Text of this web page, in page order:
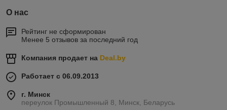
О нас
Рейтинг не сформирован
Менее 5 отзывов за последний год
Компания продает на Deal.by
Работает с 06.09.2013
г. Минск
переулок Промышленный 8, Минск, Беларусь